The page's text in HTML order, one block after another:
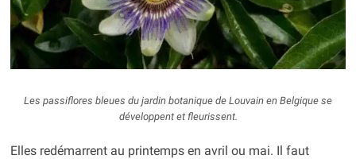
Les passiflores bleues du jardin botanique de Louvain en Belgique se
développent et fleurissent.
Elles redémarrent au printemps en avril ou mai. Il faut